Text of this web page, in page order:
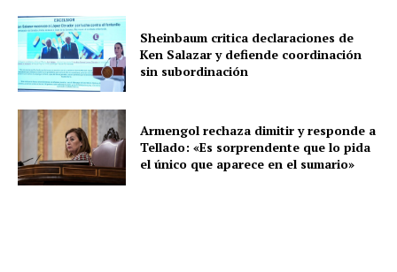
Sheinbaum critica declaraciones de
Ken Salazar y defiende coordinación
sin subordinación
Armengol rechaza dimitir y responde a
Tellado: «Es sorprendente que lo pida
el único que aparece en el sumario»